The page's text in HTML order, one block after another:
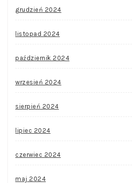
grudzień 2024
listopad 2024
październik 2024
wrzesień 2024
sierpień 2024
lipiec 2024
czerwiec 2024
maj 2024